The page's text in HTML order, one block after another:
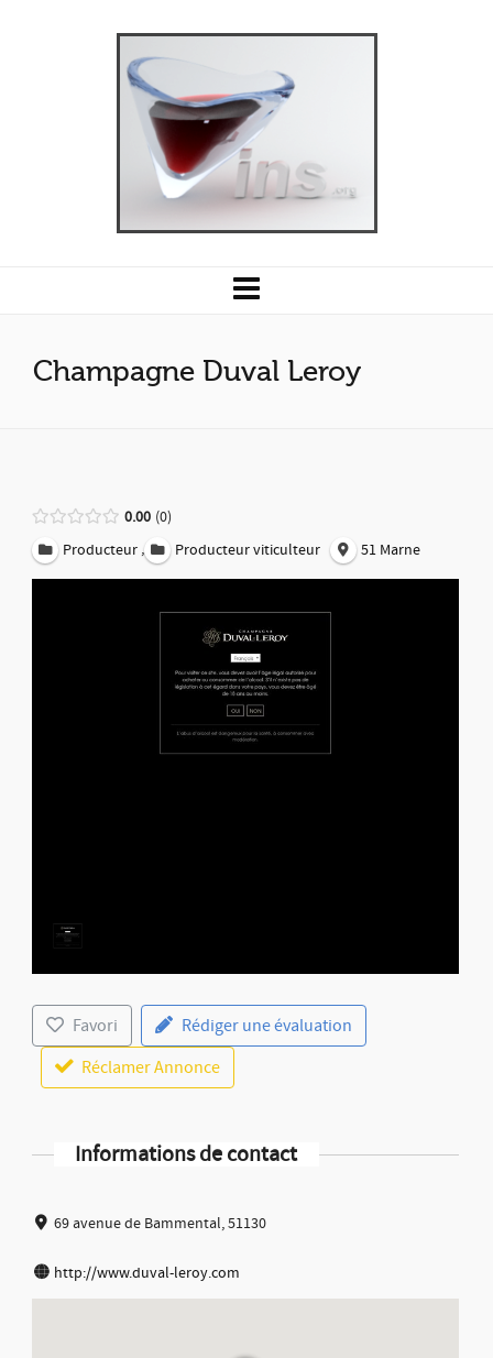
Champagne Duval Leroy
0.00 0
Producteur , Producteur viticulteur 51 Marne
Favori
Rédiger une évaluation
Réclamer Annonce
Informations de contact
69 avenue de Bammental, 51130
http://www.duval-leroy.com